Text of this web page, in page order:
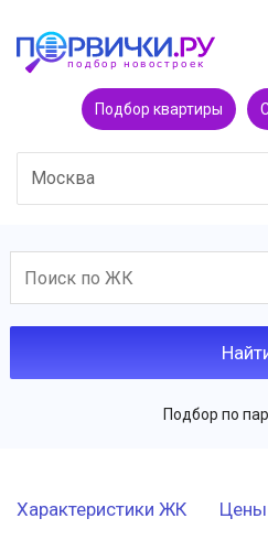
Подбор квартиры
Москва
Подбор по
Характеристики ЖК Цены